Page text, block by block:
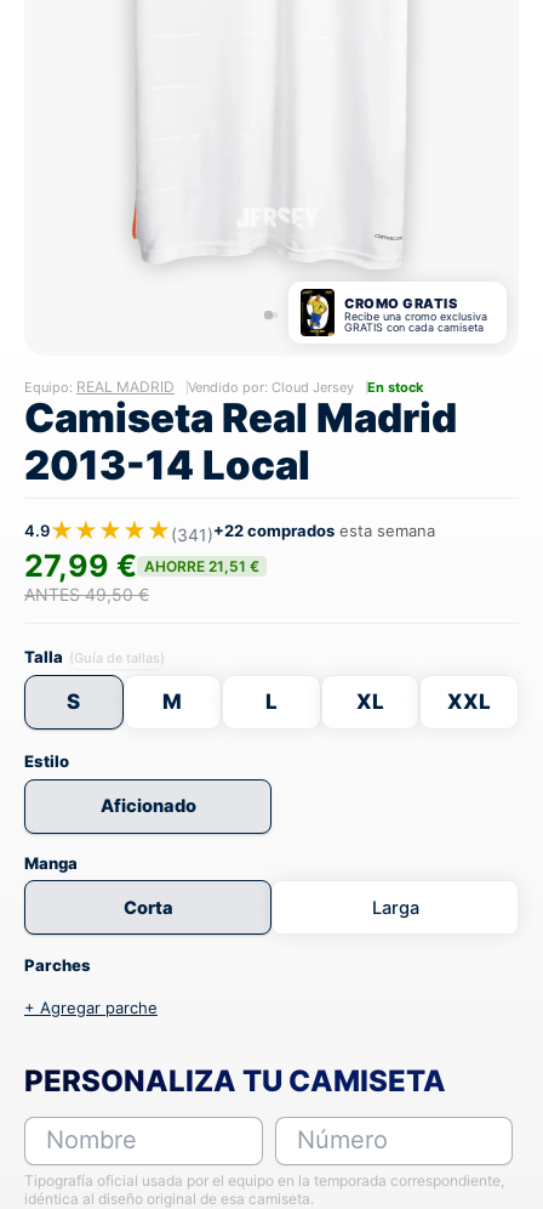
CROMO GRATIS
Recibe una cromo exclusiva
GRATIS con cada camiseta
Equipo: REAL MADRID Vendido por: Cloud Jersey En stock
Camiseta Real Madrid
2013-14 Local
4.9★★★★★(341)+22 comprados esta semana
27,99 € AHORRE 21,51 €
ANTES 49,50 €
Talla (Guía de tallas)
S M L XL XXL
Estilo
Aficionado
Manga
Corta Larga
Parches
+ Agregar parche
PERSONALIZA TU CAMISETA
Nombre Número
Tipografía oficial usada por el equipo en la temporada correspondiente,
idéntica al diseño original de esa camiseta.